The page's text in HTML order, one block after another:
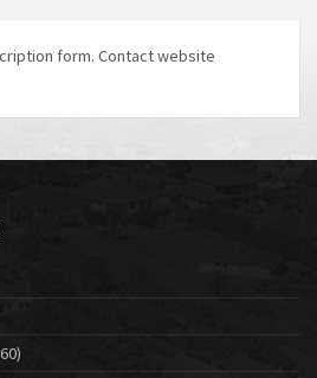
form. Contact website